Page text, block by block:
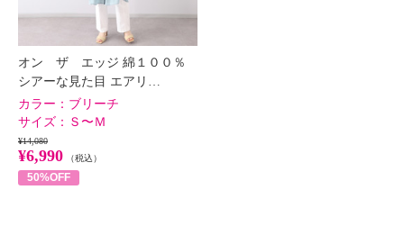
オン ザ エッジ 綿１００％
シアーな見た目 エアリ…
カラー： ブリーチ
サイズ： Ｓ〜Ｍ
¥14,080
¥6,990 （税込）
50%OFF